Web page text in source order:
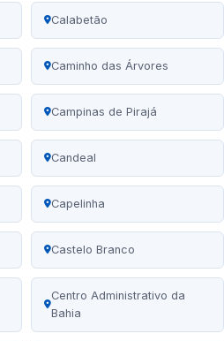
Calabetão
Caminho das Árvores
Campinas de Pirajá
Candeal
Capelinha
Castelo Branco
Centro Administrativo da
Bahia